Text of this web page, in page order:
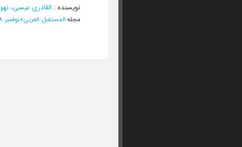
نویسنده : القادری عیسی،
مجله:المستقبل العربی»نوفمبر 2008 - العدد 357